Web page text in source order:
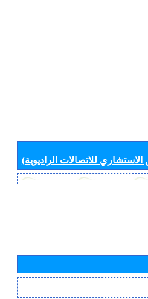
للاتصالات الراديوية)